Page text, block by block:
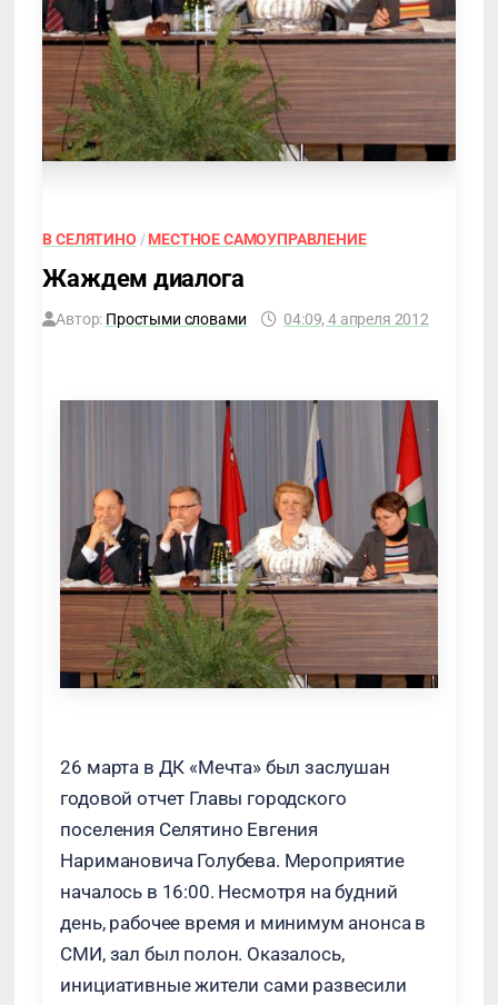
В СЕЛЯТИНО /МЕСТНОЕ САМОУПРАВЛЕНИЕ
Жаждем диалога
Автор: Простыми словами 04:09, 4 апреля 2012
26 марта в ДК «Мечта» был заслушан
годовой отчет Главы городского
поселения Селятино Евгения
Наримановича Голубева. Мероприятие
началось в 16:00. Несмотря на будний
день, рабочее время и минимум анонса в
СМИ, зал был полон. Оказалось,
инициативные жители сами развесили